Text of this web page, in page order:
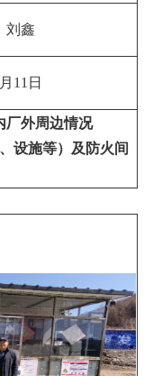
刘鑫
月 11 日
厂外周边情况
设施等）及防火间